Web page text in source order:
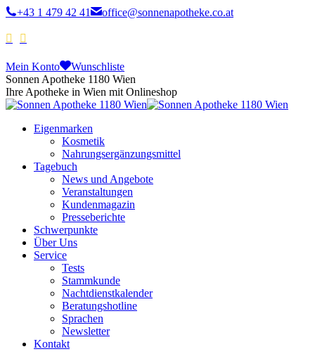
+43 1 479 42 41 office@sonnenapotheke.co.at
Mein Konto
Wunschliste
Sonnen Apotheke 1180 Wien
Ihre Apotheke in Wien mit Onlineshop
Eigenmarken
Kosmetik
Nahrungsergänzungsmittel
Tagebuch
News und Angebote
Veranstaltungen
Kundenmagazin
Presseberichte
Schwerpunkte
Über Uns
Service
Tests
Stammkunde
Nachtdienstkalender
Beratungshotline
Sprachen
Newsletter
Kontakt